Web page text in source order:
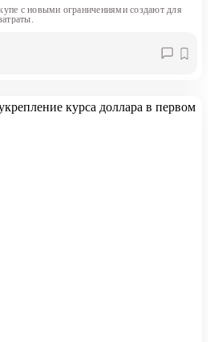
с новыми ограничениями создают для